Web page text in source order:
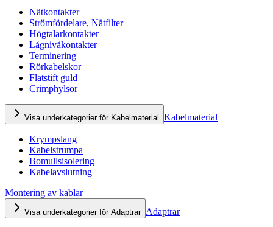
Nätkontakter
Strömfördelare, Nätfilter
Högtalarkontakter
Lågnivåkontakter
Terminering
Rörkabelskor
Flatstift guld
Crimphylsor
Visa underkategorier för Kabelmaterial Kabelmaterial
Krympslang
Kabelstrumpa
Bomullsisolering
Kabelavslutning
Montering av kablar
Visa underkategorier för Adaptrar Adaptrar